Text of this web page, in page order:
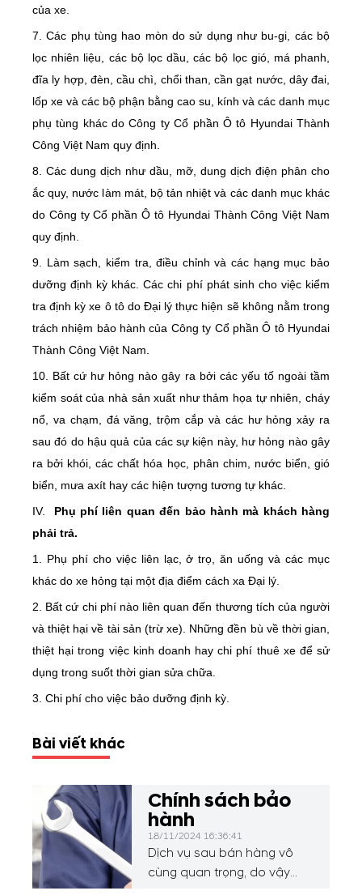
của xe.
7. Các phụ tùng hao mòn do sử dụng như bu-gi, các bộ
lọc nhiên liệu, các bộ lọc dầu, các bộ lọc gió, má phanh,
đĩa ly hợp, đèn, cầu chì, chổi than, cần gạt nước, dây đai,
lốp xe và các bộ phận bằng cao su, kính và các danh mục
phụ tùng khác do Công ty Cổ phần Ô tô Hyundai Thành
Công Việt Nam quy định.
8. Các dung dịch như dầu, mỡ, dung dịch điện phân cho
ắc quy, nước làm mát, bộ tản nhiệt và các danh mục khác
do Công ty Cổ phần Ô tô Hyundai Thành Công Việt Nam
quy định.
9. Làm sạch, kiểm tra, điều chỉnh và các hạng mục bảo
dưỡng định kỳ khác. Các chi phí phát sinh cho việc kiểm
tra định kỳ xe ô tô do Đại lý thực hiện sẽ không nằm trong
trách nhiệm bảo hành của Công ty Cổ phần Ô tô Hyundai
Thành Công Việt Nam.
10. Bất cứ hư hỏng nào gây ra bởi các yếu tố ngoài tầm
kiểm soát của nhà sản xuất như thảm họa tự nhiên, cháy
nổ, va chạm, đá văng, trộm cắp và các hư hỏng xảy ra
sau đó do hậu quả của các sự kiện này, hư hỏng nào gây
ra bởi khói, các chất hóa học, phân chim, nước biển, gió
biển, mưa axít hay các hiện tượng tương tự khác.
IV. Phụ phí liên quan đến bảo hành mà khách hàng
phải trả.
1. Phụ phí cho việc liên lạc, ở trọ, ăn uống và các mục
khác do xe hỏng tại một địa điểm cách xa Đại lý.
2. Bất cứ chi phí nào liên quan đến thương tích của người
và thiệt hại về tài sản (trừ xe). Những đền bù về thời gian,
thiệt hại trong việc kinh doanh hay chi phí thuê xe để sử
dụng trong suốt thời gian sửa chữa.
3. Chi phí cho việc bảo dưỡng định kỳ.
Bài viết khác
Chính sách bảo
hành
18/11/2024 16:36:41
Dịch vụ sau bán hàng vô
cùng quan trọng, do vậy